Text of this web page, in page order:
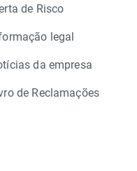
de Risco
legal
da empresa
de Reclamações